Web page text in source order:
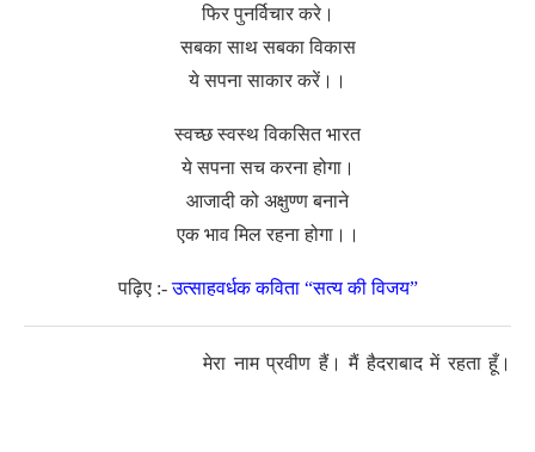
फिर पुनर्विचार करे।
सबका साथ सबका विकास
ये सपना साकार करें।।
स्वच्छ स्वस्थ विकसित भारत
ये सपना सच करना होगा।
आजादी को अक्षुण्ण बनाने
एक भाव मिल रहना होगा।।
पढ़िए :-उत्साहवर्धक कविता “सत्य की विजय”
मेरा नाम प्रवीण हैं। मैं हैदराबाद में रहता हूँ।